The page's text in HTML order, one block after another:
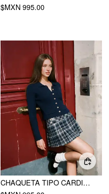
$MXN 995.00
CHAQUETA TIPO CARDIGAN DE ALGODÓN CON CANALÉ, MANGA LARGA Y DETALLE METÁLICO, DOBLADILLO ONDULADO